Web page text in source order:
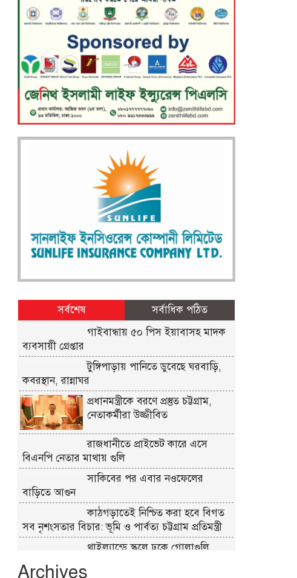
সর্বশেষ
সর্বাধিক পঠিত
গাইবান্ধায় ৫০ পিস ইয়াবাসহ মাদক
ব্যবসায়ী গ্রেপ্তার
টুঙ্গিপাড়ায় পানিতে ডুবেছে ঘরবাড়ি,
কবরস্থান, রান্নাঘর
প্রধানমন্ত্রীকে বরণে প্রস্তুত চট্টগ্রাম,
নেতাকর্মীরা উজ্জীবিত
রাজধানীতে প্রাইভেট কারে এসে
বিএনপি নেতার মাথায় গুলি
সাকিবের পর এবার নওফেলের
বাড়িতে আগুন
কাঠগড়াতেই নিশ্চিত করা হবে বিগত
সব নৃশংসতার বিচার: ভূমি ও পার্বত্য চট্টগ্রাম প্রতিমন্ত্রী
থাইল্যান্ডে স্কুলে ঢুকে গোলাগুলি,
Archives